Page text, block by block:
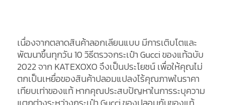
เนื่องจากตลาดสินค้าลอกเลียนแบบ มีการเติบโตและ
พัฒนาขึ้นทุกวัน 10 วิธีตรวจกระเป๋า Gucci ของแท้ฉบับ
2022 จาก KATEXOXO จึงเป็นประโยชน์ เพื่อให้คุณไม่
ตกเป็นเหยื่อของสินค้าปลอมแปลงไร้คุณภาพในราคา
เทียบเท่าของแท้ หากคุณประสบปัญหาในการระบุความ